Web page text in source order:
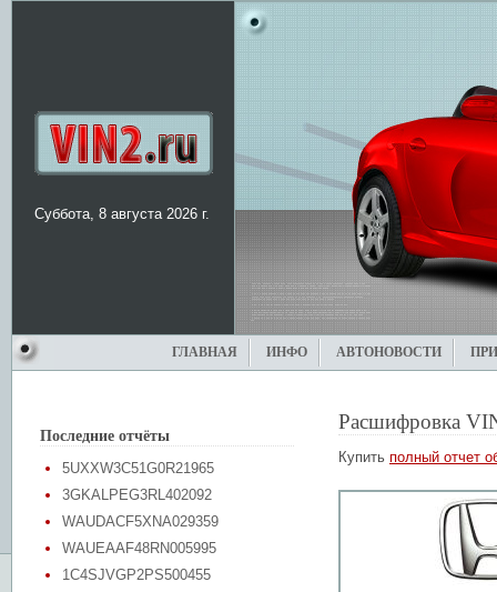
Суббота, 8 августа 2026 г.
ГЛАВНАЯ ИНФО АВТОНОВОСТИ
Последние отчёты
5UXXW3C51G0R21965
3GKALPEG3RL402092
WAUDACF5XNA029359
WAUEAAF48RN005995
1C4SJVGP2PS500455
Расшифровка
Купить полный отчет